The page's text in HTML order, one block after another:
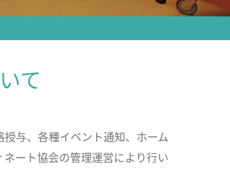
て
与、各種イベント通知、ホーム
ート協会の管理運営により行い